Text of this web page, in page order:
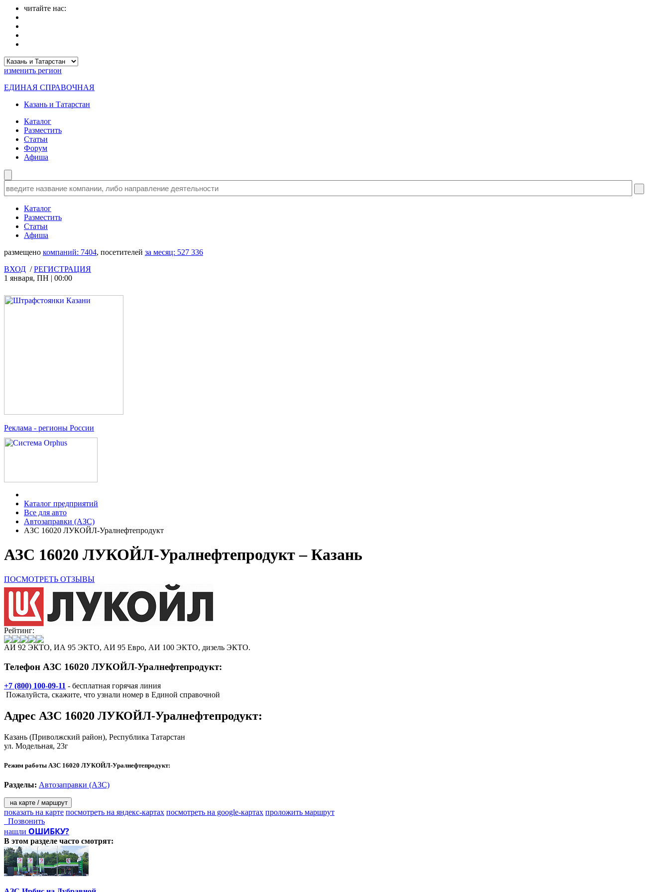
читайте нас:
изменить регион
ЕДИНАЯ СПРАВОЧНАЯ
Казань и Татарстан
Каталог
Разместить
Статьи
Форум
Афиша
Каталог
Разместить
Статьи
Афиша
размещено компаний: 7404, посетителей за месяц: 527 336
ВХОД /РЕГИСТРАЦИЯ
1 января, ПН | 00:00
Реклама - регионы России
Каталог предприятий
Все для авто
Автозаправки (АЗС)
АЗС 16020 ЛУКОЙЛ-Уралнефтепродукт
АЗС 16020 ЛУКОЙЛ-Уралнефтепродукт – Казань
ПОСМОТРЕТЬ ОТЗЫВЫ
Рейтинг:
АИ 92 ЭКТО, ИА 95 ЭКТО, АИ 95 Евро, АИ 100 ЭКТО, дизель ЭКТО.
Телефон АЗС 16020 ЛУКОЙЛ-Уралнефтепродукт:
+7 (800) 100-09-11 - бесплатная горячая линия
Пожалуйста, скажите, что узнали номер в Единой справочной
Адрес АЗС 16020 ЛУКОЙЛ-Уралнефтепродукт:
Казань (Приволжский район), Республика Татарстан
ул. Модельная, 23г
Режим работы АЗС 16020 ЛУКОЙЛ-Уралнефтепродукт:
Разделы: Автозаправки (АЗС)
на карте / маршрут
показать на карте посмотреть на яндекс-картах посмотреть на google-картах проложить маршрут
Позвонить
нашли ОШИБКУ?
В этом разделе часто смотрят: